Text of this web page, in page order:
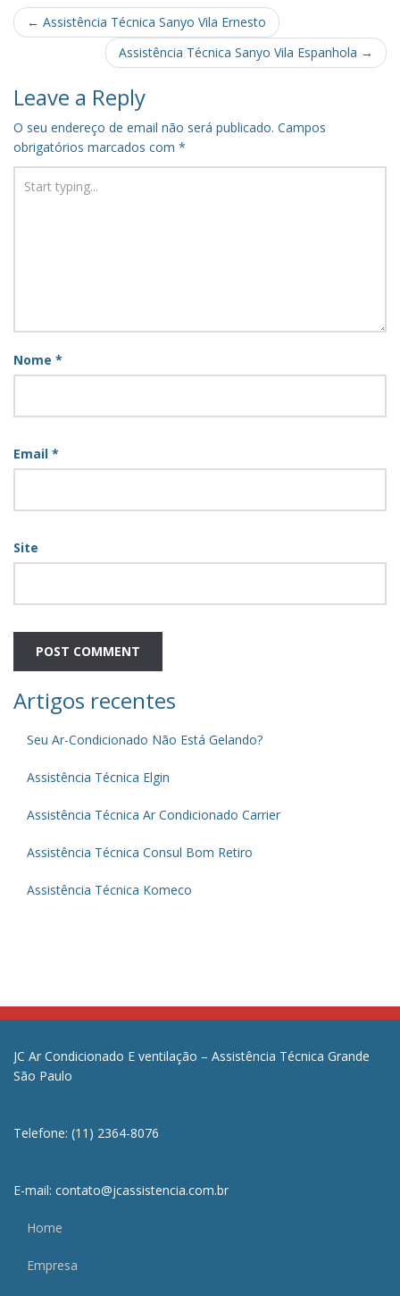
Post
navigation
← Assistência Técnica Sanyo Vila Ernesto
Assistência Técnica Sanyo Vila Espanhola →
Leave a Reply
O seu endereço de email não será publicado. Campos
obrigatórios marcados com *
Nome *
Email *
Site
Artigos recentes
Seu Ar-Condicionado Não Está Gelando?
Assistência Técnica Elgin
Assistência Técnica Ar Condicionado Carrier
Assistência Técnica Consul Bom Retiro
Assistência Técnica Komeco
JC Ar Condicionado E ventilação – Assistência Técnica Grande
São Paulo
Telefone: (11) 2364-8076
E-mail: contato@jcassistencia.com.br
Home
Empresa